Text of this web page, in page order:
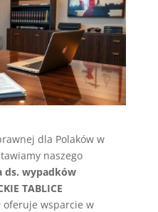
dla Polaków w
naszego
ds. wypadków
TABLICE
oferuje wsparcie w